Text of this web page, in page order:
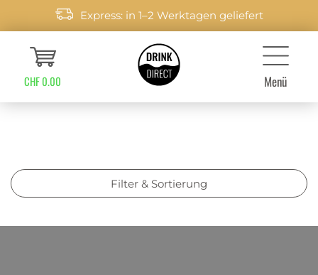
Express: in 1–2 Werktagen geliefert
CHF 0.00 Menü
Filter & Sortierung